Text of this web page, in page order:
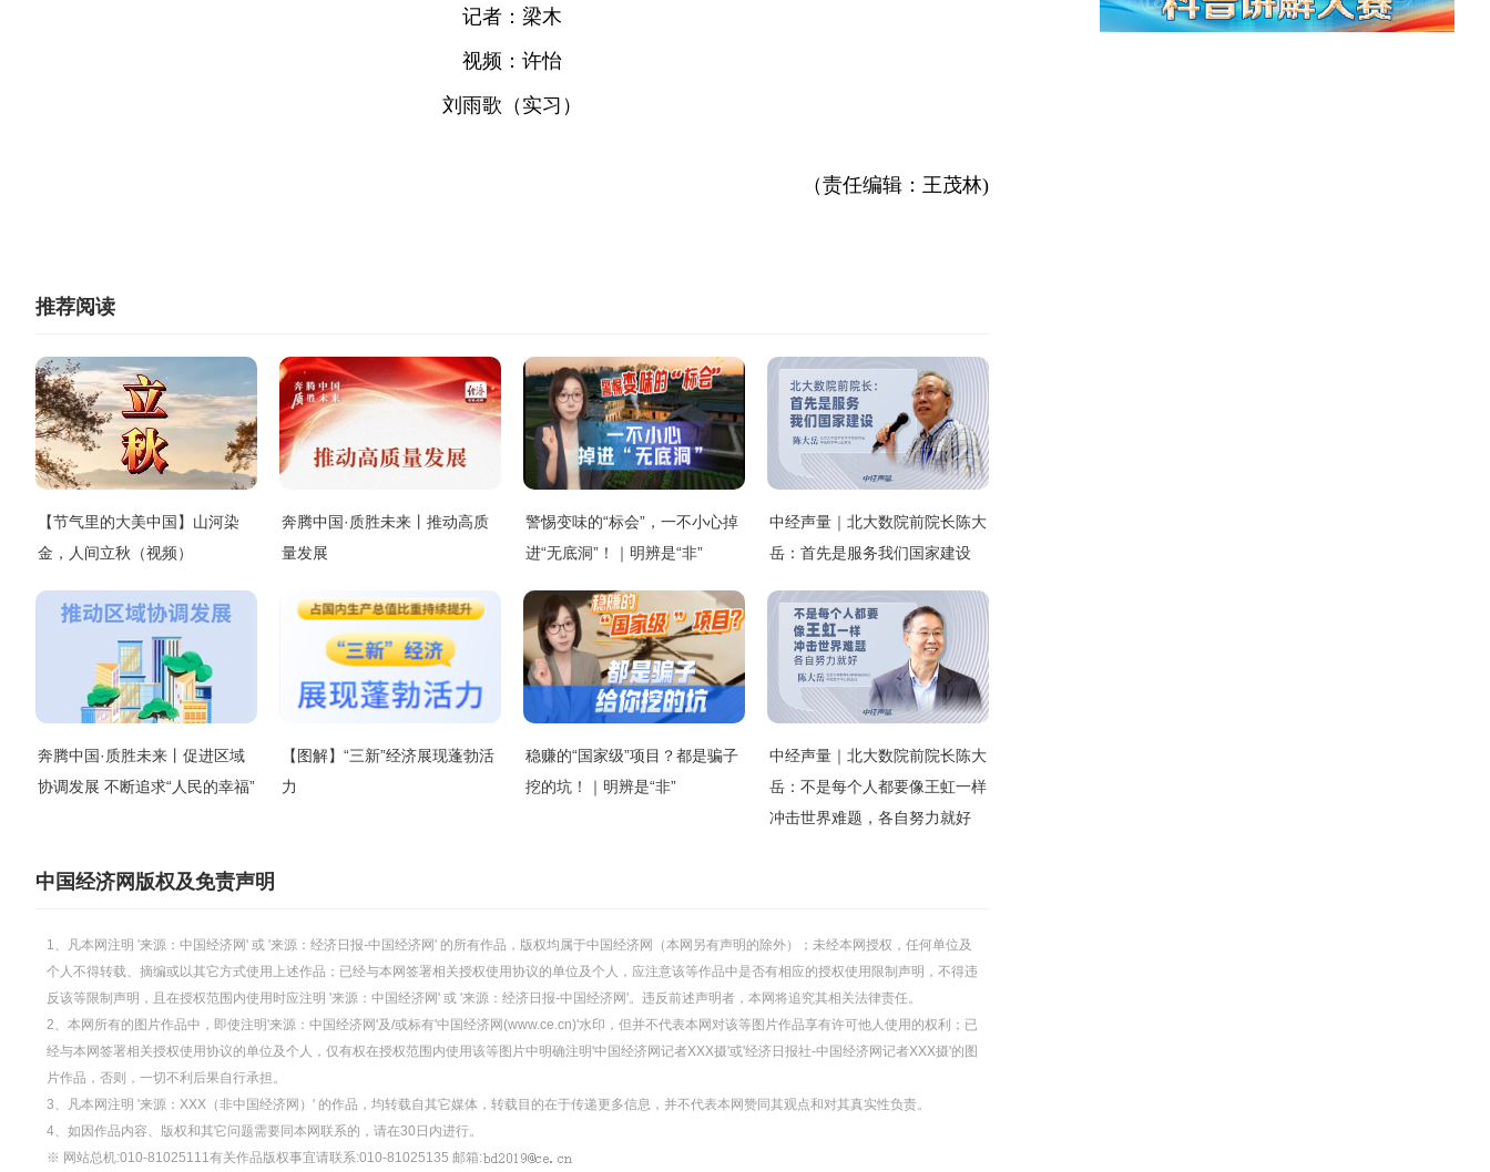
记者：梁木
视频：许怡
刘雨歌（实习）
（责任编辑：王茂林)
推荐阅读
【节气里的大美中国】山河染
金，人间立秋（视频）
奔腾中国·质胜未来丨推动高质
量发展
警惕变味的“标会”，一不小心掉
进“无底洞”！｜明辨是“非”
中经声量｜北大数院前院长陈大
岳：首先是服务我们国家建设
奔腾中国·质胜未来丨促进区域
协调发展 不断追求“人民的幸福”
【图解】“三新”经济展现蓬勃活
力
稳赚的“国家级”项目？都是骗子
挖的坑！｜明辨是“非”
中经声量｜北大数院前院长陈大
岳：不是每个人都要像王虹一样
冲击世界难题，各自努力就好
中国经济网版权及免责声明
1、凡本网注明 '来源：中国经济网' 或 '来源：经济日报-中国经济网' 的所有作品，版权均属于中国经济网（本网另有声明的除外）；未经本网授权，任何单位及
个人不得转载、摘编或以其它方式使用上述作品；已经与本网签署相关授权使用协议的单位及个人，应注意该等作品中是否有相应的授权使用限制声明，不得违
反该等限制声明，且在授权范围内使用时应注明 '来源：中国经济网' 或 '来源：经济日报-中国经济网'。违反前述声明者，本网将追究其相关法律责任。
2、本网所有的图片作品中，即使注明'来源：中国经济网'及/或标有'中国经济网(www.ce.cn)'水印，但并不代表本网对该等图片作品享有许可他人使用的权利；已
经与本网签署相关授权使用协议的单位及个人，仅有权在授权范围内使用该等图片中明确注明'中国经济网记者XXX摄'或'经济日报社-中国经济网记者XXX摄'的图
片作品，否则，一切不利后果自行承担。
3、凡本网注明 '来源：XXX（非中国经济网）' 的作品，均转载自其它媒体，转载目的在于传递更多信息，并不代表本网赞同其观点和对其真实性负责。
4、如因作品内容、版权和其它问题需要同本网联系的，请在30日内进行。
※ 网站总机:010-81025111有关作品版权事宜请联系:010-81025135 邮箱: